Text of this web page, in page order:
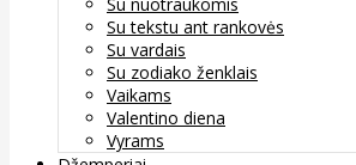
Su tekstu ant rankovės
Su vardais
Su zodiako ženklais
Vaikams
Valentino diena
Vyrams